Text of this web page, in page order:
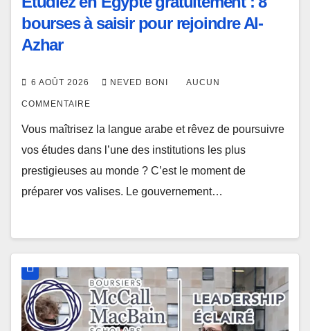
bourses à saisir pour rejoindre Al-
Azhar
6 AOÛT 2026 NEVED BONI AUCUN
COMMENTAIRE
Vous maîtrisez la langue arabe et rêvez de poursuivre
vos études dans l’une des institutions les plus
prestigieuses au monde ? C’est le moment de
préparer vos valises. Le gouvernement…